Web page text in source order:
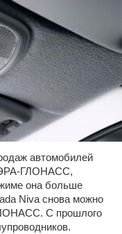
автомобилей
ЭРА-ГЛОНАСС,
она больше
Niva снова можно
С прошлого